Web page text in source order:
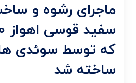
ماجرای رشوه و
که توسط سوئدی ها
ساخته شد